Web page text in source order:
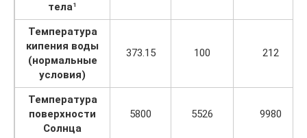
тела¹
Температура
кипения воды
(нормальные
условия)
373.15 100 212
Температура
поверхности
Солнца
5800 5526 9980